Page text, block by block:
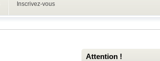
Inscrivez-vous
Attention !